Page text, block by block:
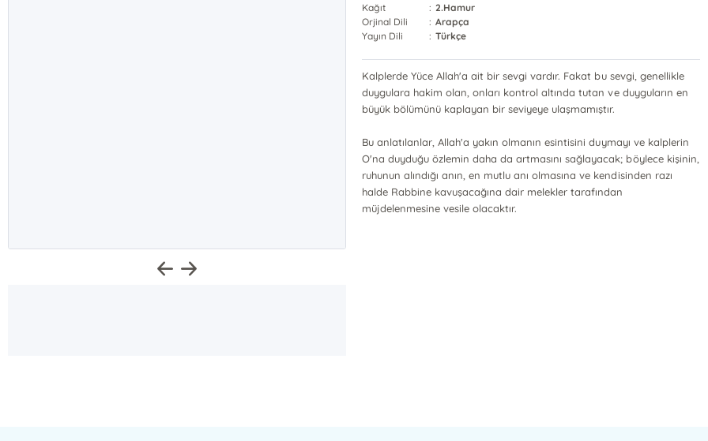
Kağıt
: 2.Hamur
Orjinal Dili
: Arapça
Yayın Dili
: Türkçe
Kalplerde Yüce Allah'a ait bir sevgi vardır. Fakat bu sevgi, genellikle
duygulara hakim olan, onları kontrol altında tutan ve duyguların en
büyük bölümünü kaplayan bir seviyeye ulaşmamıştır.
Bu anlatılanlar, Allah'a yakın olmanın esintisini duymayı ve kalplerin
O'na duyduğu özlemin daha da artmasını sağlayacak; böylece kişinin,
ruhunun alındığı anın, en mutlu anı olmasına ve kendisinden razı
halde Rabbine kavuşacağına dair melekler tarafından
müjdelenmesine vesile olacaktır.